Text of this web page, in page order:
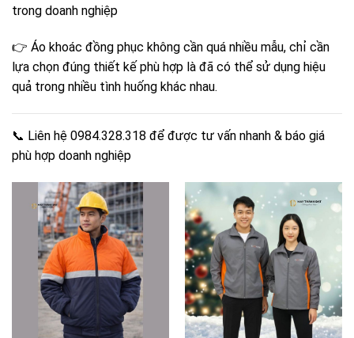
trong doanh nghiệp
👉 Áo khoác đồng phục không cần quá nhiều mẫu, chỉ cần
lựa chọn đúng thiết kế phù hợp là đã có thể sử dụng hiệu
quả trong nhiều tình huống khác nhau.
📞 Liên hệ 0984.328.318 để được tư vấn nhanh & báo giá
phù hợp doanh nghiệp